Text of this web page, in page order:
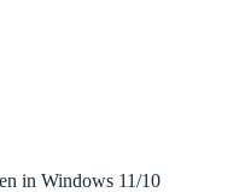
in Windows 11/10